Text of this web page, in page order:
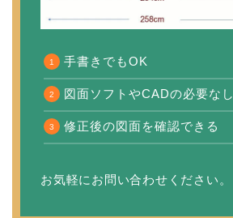
手書きでもOK
図面ソフトやCADの必要なし
修正後の図面を確認できる
お気軽にお問い合わせください。